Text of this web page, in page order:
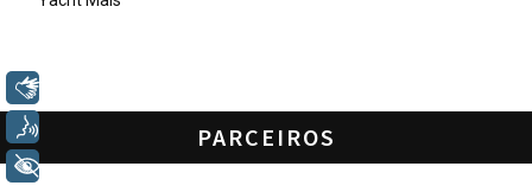
PARCEIROS
+ Acessibilidade